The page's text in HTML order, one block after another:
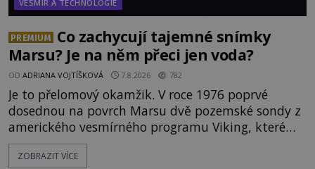
VESMÍR A TECHNOLOGIE
PREMIUM
Co zachycují tajemné snímky
Marsu? Je na něm přeci jen voda?
OD ADRIANA VOJTÍŠKOVÁ 7.8.2026 782
Je to přelomový okamžik. V roce 1976 poprvé
dosednou na povrch Marsu dvě pozemské sondy z
amerického vesmírného programu Viking, které
jsou schopny pořídit fotografie záhadami
opředené rudé planety. Viking 1 zde zaznamená
ZOBRAZIT VÍCE